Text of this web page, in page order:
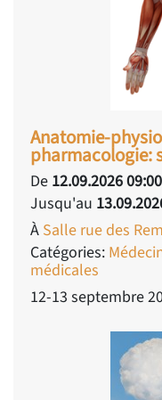
Anatomie-
pharmacologie:
De 12.09.2026 09:00
Jusqu'au
À Salle rue des
Catégories:
médicales
12-13 septembre